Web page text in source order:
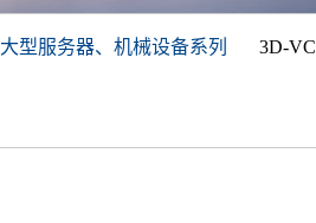
型服务器、机械设备系列 3D-VC